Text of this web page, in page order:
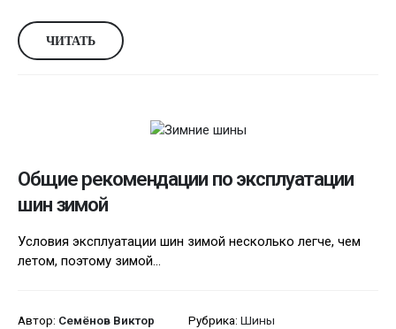
ЧИТАТЬ
Общие рекомендации по эксплуатации
шин зимой
Условия эксплуатации шин зимой несколько легче, чем
летом, поэтому зимой...
Автор: Семёнов Виктор Рубрика: Шины